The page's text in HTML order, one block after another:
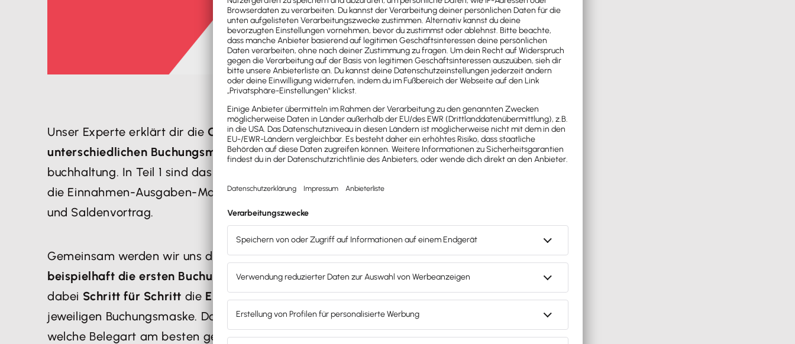
Unser Experte erklärt dir die Grundbuchungsartenund die
unterschiedlichen Buchungsmaskenin deiner Software Lexware
buchhaltung. In Teil 1 sind das die Stapel- und Dialogbuchungsmaske,
die Einnahmen-Ausgaben-Maske und die Buchungsmaske Summen-
und Saldenvortrag.
Gemeinsam werden wir uns die Buchungsmasken anschauen und
beispielhaft die ersten Buchungeneingeben. Unser Experte erklärt dir
dabei Schritt für Schritt die EingabefelderundSchaltflächenin der
jeweiligen Buchungsmaske. Dazu erfährst du, welche Buchungsmaske für
welche Belegart am besten geeignet ist.